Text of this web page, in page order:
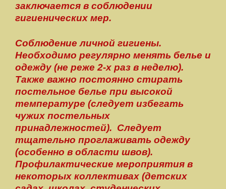
заключается в соблюдении
гигиенических мер.
Соблюдение личной гигиены.
Необходимо регулярно менять белье и
одежду (не реже 2-х раз в неделю).
Также важно постоянно стирать
постельное белье при высокой
температуре (следует избегать
чужих постельных
принадлежностей). Следует
тщательно проглаживать одежду
(особенно в области швов).
Профилактические мероприятия в
некоторых коллективах (детских